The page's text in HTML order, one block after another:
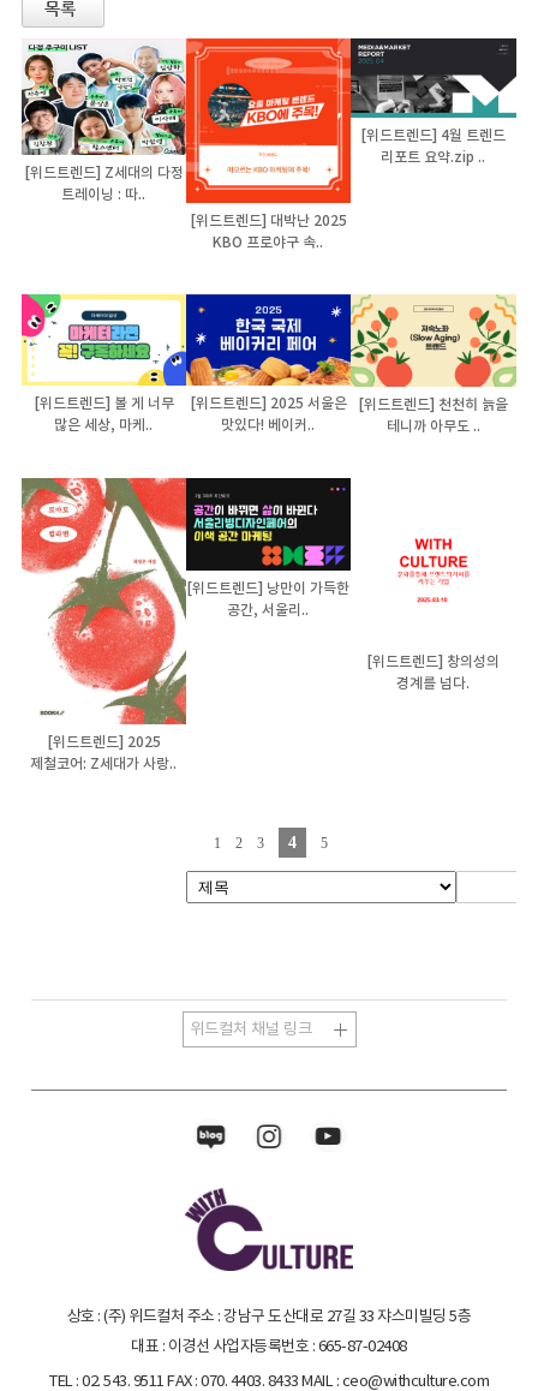
[위드트렌드] Z세대의 다정
트레이닝 : 따..
[위드트렌드] 대박난 2025
KBO 프로야구 속..
[위드트렌드] 4월 트렌드
리포트 요약.zip ..
[위드트렌드] 볼 게 너무
많은 세상, 마케..
[위드트렌드] 2025 서울은
맛있다! 베이커..
[위드트렌드] 천천히 늙을
테니까 아무도 ..
[위드트렌드] 2025
제철코어: Z세대가 사랑..
[위드트렌드] 낭만이 가득한
공간, 서울리..
[위드트렌드] 창의성의
경계를 넘다.
1 2 3 4 5
상호 : (주) 위드컬처 주소 : 강남구 도산대로 27길 33 쟈스미빌딩 5층
대표 : 이경선 사업자등록번호 : 665-87-02408
TEL : 02. 543. 9511FAX : 070. 4403. 8433MAIL : ceo@withculture.com